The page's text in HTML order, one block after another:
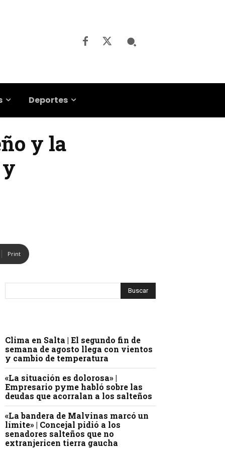
Deportes
y la
Print
Clima en Salta | El segundo fin de
semana de agosto llega con vientos
y cambio de temperatura
«La situación es dolorosa» |
Empresario pyme habló sobre las
deudas que acorralan a los salteños
«La bandera de Malvinas marcó un
límite» | Concejal pidió a los
senadores salteños que no
extranjericen tierra gaucha